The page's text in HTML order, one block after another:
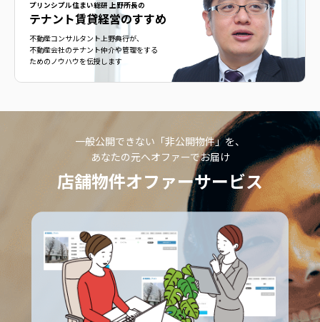
プリンシプル住まい総研 上野所長の
テナント賃貸経営のすすめ
不動産コンサルタント上野典行が、
不動産会社のテナント仲介や管理をする
ためのノウハウを伝授します
一般公開できない「非公開物件」を、
あなたの元へオファーでお届け
店舗物件オファーサービス